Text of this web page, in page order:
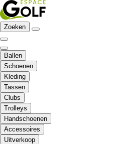
Zoeken
Ballen
Schoenen
Kleding
Tassen
Clubs
Trolleys
Handschoenen
Accessoires
Uitverkoop